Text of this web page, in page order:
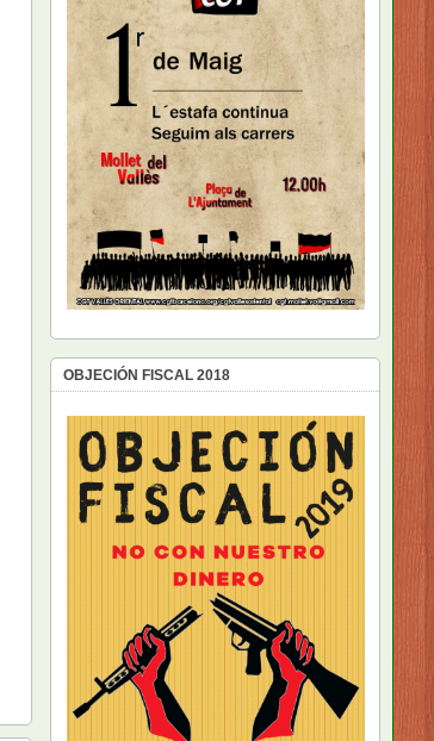
OBJECIÓN FISCAL 2018